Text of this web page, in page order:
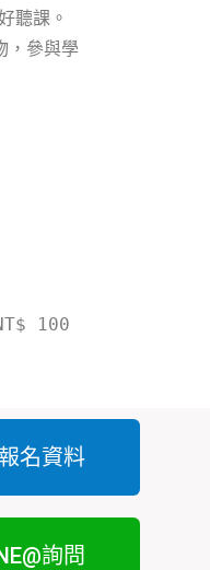
聽課。
，參與學
100
名資料
詢問